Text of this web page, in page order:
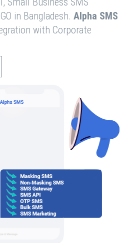
in Bangladesh. Alpha SMS
with Corporate